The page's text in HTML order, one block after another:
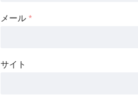
メール *
サイト